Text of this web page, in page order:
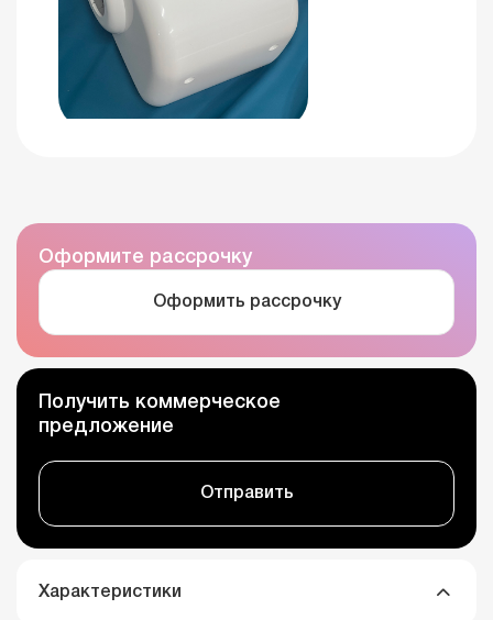
Оформите рассрочку
Оформить рассрочку
Получить коммерческое
предложение
Отправить
Характеристики